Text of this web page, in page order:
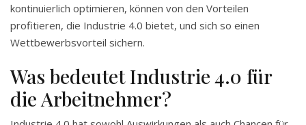
kontinuierlich optimieren, können von den Vorteilen
profitieren, die Industrie 4.0 bietet, und sich so einen
Wettbewerbsvorteil sichern.
Was bedeutet Industrie 4.0 für
die Arbeitnehmer?